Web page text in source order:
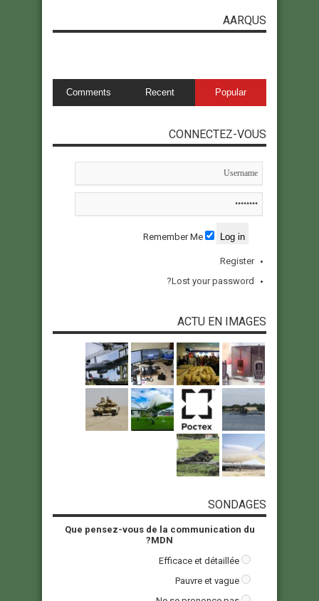
AARQUS
Popular
Recent
Comments
CONNECTEZ-VOUS
Register
Lost your password?
ACTU EN IMAGES
SONDAGES
Que pensez-vous de la communication du
MDN?
Efficace et détaillée
Pauvre et vague